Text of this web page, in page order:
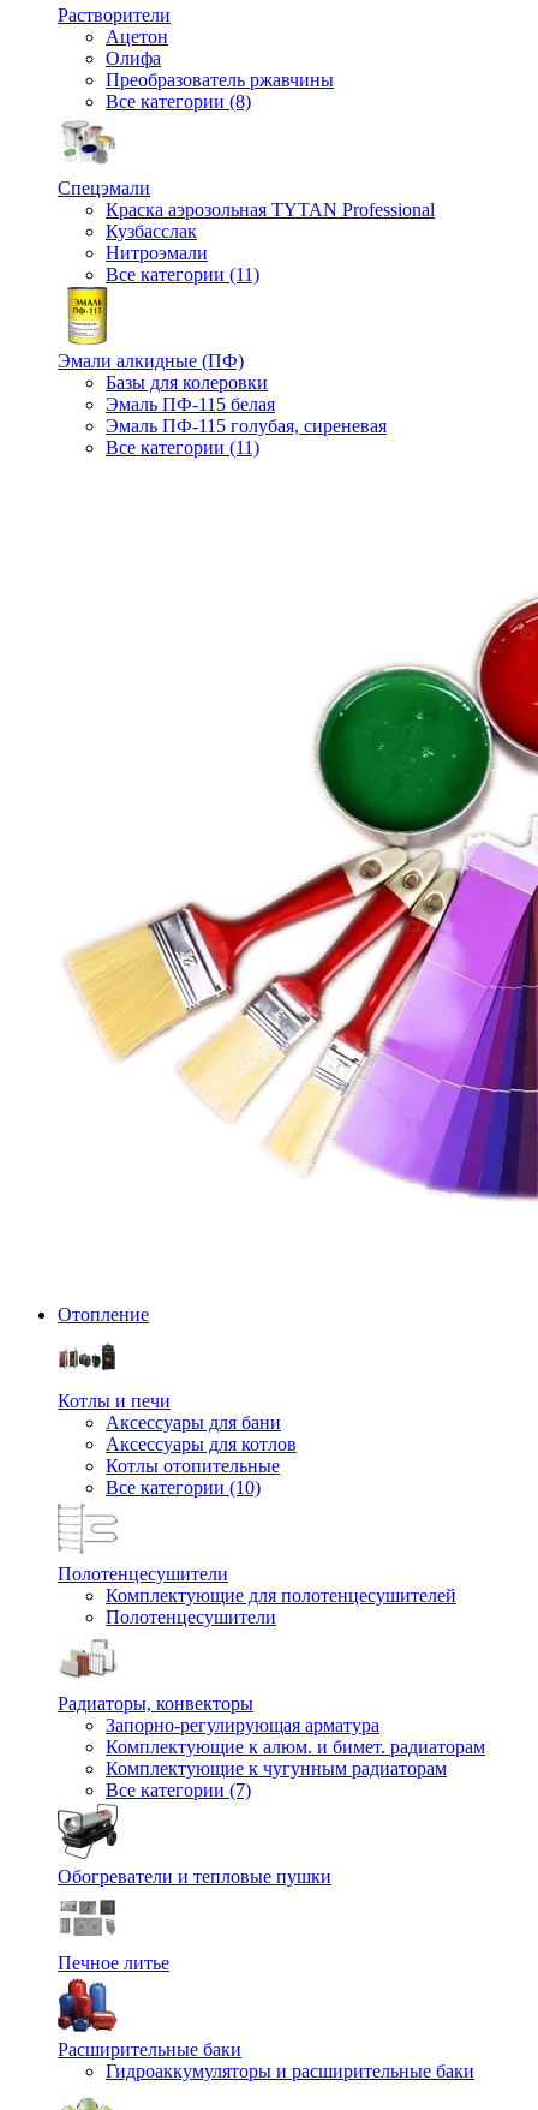
Растворители
Ацетон
Олифа
Преобразователь ржавчины
Все категории (8)
Спецэмали
Краска аэрозольная TYTAN Professional
Кузбасслак
Нитроэмали
Все категории (11)
Эмали алкидные (ПФ)
Базы для колеровки
Эмаль ПФ-115 белая
Эмаль ПФ-115 голубая, сиреневая
Все категории (11)
Отопление
Котлы и печи
Аксессуары для бани
Аксессуары для котлов
Котлы отопительные
Все категории (10)
Полотенцесушители
Комплектующие для полотенцесушителей
Полотенцесушители
Радиаторы, конвекторы
Запорно-регулирующая арматура
Комплектующие к алюм. и бимет. радиаторам
Комплектующие к чугунным радиаторам
Все категории (7)
Обогреватели и тепловые пушки
Печное литье
Расширительные баки
Гидроаккумуляторы и расширительные баки